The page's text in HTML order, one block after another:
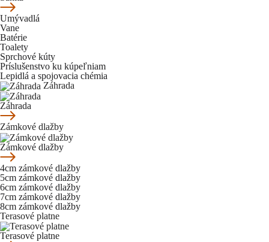
Umývadlá
Vane
Batérie
Toalety
Sprchové kúty
Príslušenstvo ku kúpeľniam
Lepidlá a spojovacia chémia
Záhrada
Záhrada
Zámkové dlažby
Zámkové dlažby
4cm zámkové dlažby
5cm zámkové dlažby
6cm zámkové dlažby
7cm zámkové dlažby
8cm zámkové dlažby
Terasové platne
Terasové platne